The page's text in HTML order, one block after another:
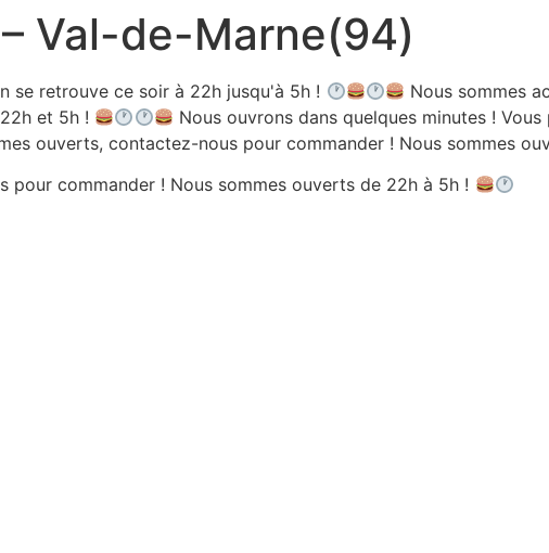
Val-de-Marne(94)
se retrouve ce soir à 22h jusqu'à 5h !
Nous sommes
et 5h !
Nous ouvrons dans quelques minutes !
ouverts, contactez-nous pour commander ! Nous sommes
pour commander ! Nous sommes ouverts de 22h à 5h !